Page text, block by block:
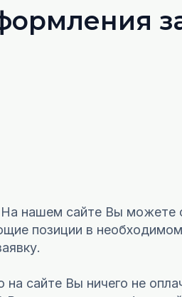
нашем сайте Вы можете
позиции в
сайте Вы ничего не